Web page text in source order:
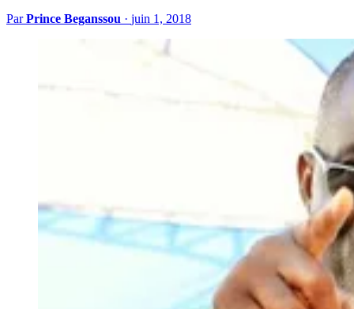
ParPrince Beganssou · juin 1, 2018